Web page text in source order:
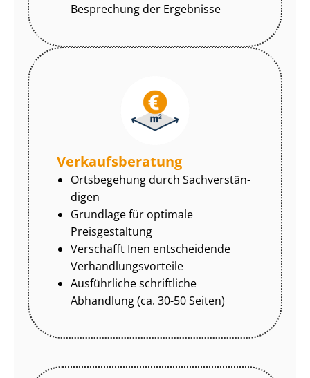
Besprechung der Ergebnisse
Ver­kaufs­be­ra­tung
Ortsbegehung durch Sach­ver­stän­
di­gen
Grundlage für optimale
Preisgestaltung
Verschafft Inen entscheidende
Ver­hand­lungs­vor­tei­le
Ausführliche schriftliche
Abhandlung (ca. 30-50 Seiten)